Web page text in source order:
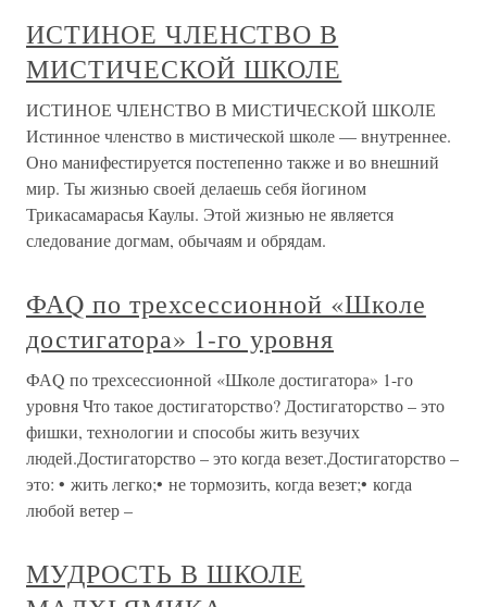
ИСТИНОЕ ЧЛЕНСТВО В
МИСТИЧЕСКОЙ ШКОЛЕ
ИСТИНОЕ ЧЛЕНСТВО В МИСТИЧЕСКОЙ ШКОЛЕ
Истинное членство в мистической школе — внутреннее.
Оно манифестируется постепенно также и во внешний
мир. Ты жизнью своей делаешь себя йогином
Трикасамарасья Каулы. Этой жизнью не является
следование догмам, обычаям и обрядам.
ФАQ по трехсессионной «Школе
достигатора» 1-го уровня
ФАQ по трехсессионной «Школе достигатора» 1-го
уровня Что такое достигаторство? Достигаторство – это
фишки, технологии и способы жить везучих
людей.Достигаторство – это когда везет.Достигаторство –
это: • жить легко;• не тормозить, когда везет;• когда
любой ветер –
МУДРОСТЬ В ШКОЛЕ